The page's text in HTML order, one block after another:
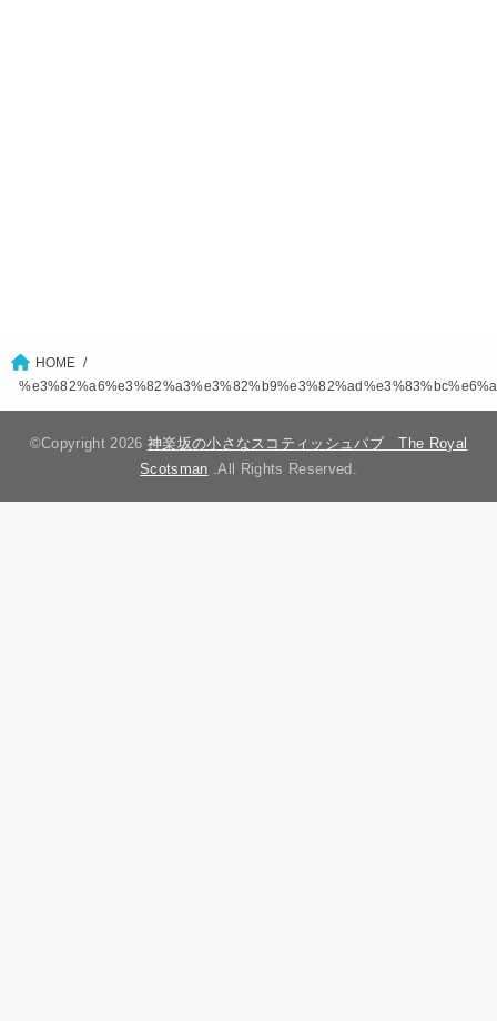
HOME
©Copyright 2026 神楽坂の小さなスコティッシュパブ The Royal
Scotsman .All Rights Reserved.